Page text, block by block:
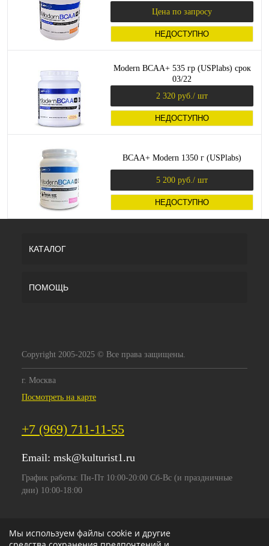
Цена по запросу
НЕДОСТУПНО
Modern BCAA+ 535 гр (USPlabs) срок
03/22
2 320 руб. / шт
НЕДОСТУПНО
BCAA+ Modern 1350 г (USPlabs)
5 200 руб. / шт
НЕДОСТУПНО
КАТАЛОГ
ПОМОЩЬ
Copyright 2005-2025 © Все права защищены.
г. Москва
Посмотреть на карте
+7 (969) 711-11-55
Email: msk@kulturist1.ru
График работы: Пн-Пт 10:00-20:00 Сб-Вс (и праздничные
дни) 10:00-18:00
Мы используем файлы cookie и другие